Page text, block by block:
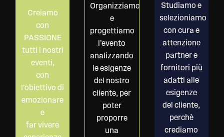
Creiamo
con
PASSIONE
tutti i nostri
eventi,
con
l’obiettivo di
emozionare
e
far vivere
Organizziamo
e
progettiamo
l’evento
analizzando
le esigenze
del nostro
cliente, per
poter
proporre
una
Studiamo e
selezioniamo
con cura e
attenzione
partner e
fornitori più
adatti alle
esigenze
del cliente,
perchè
crediamo